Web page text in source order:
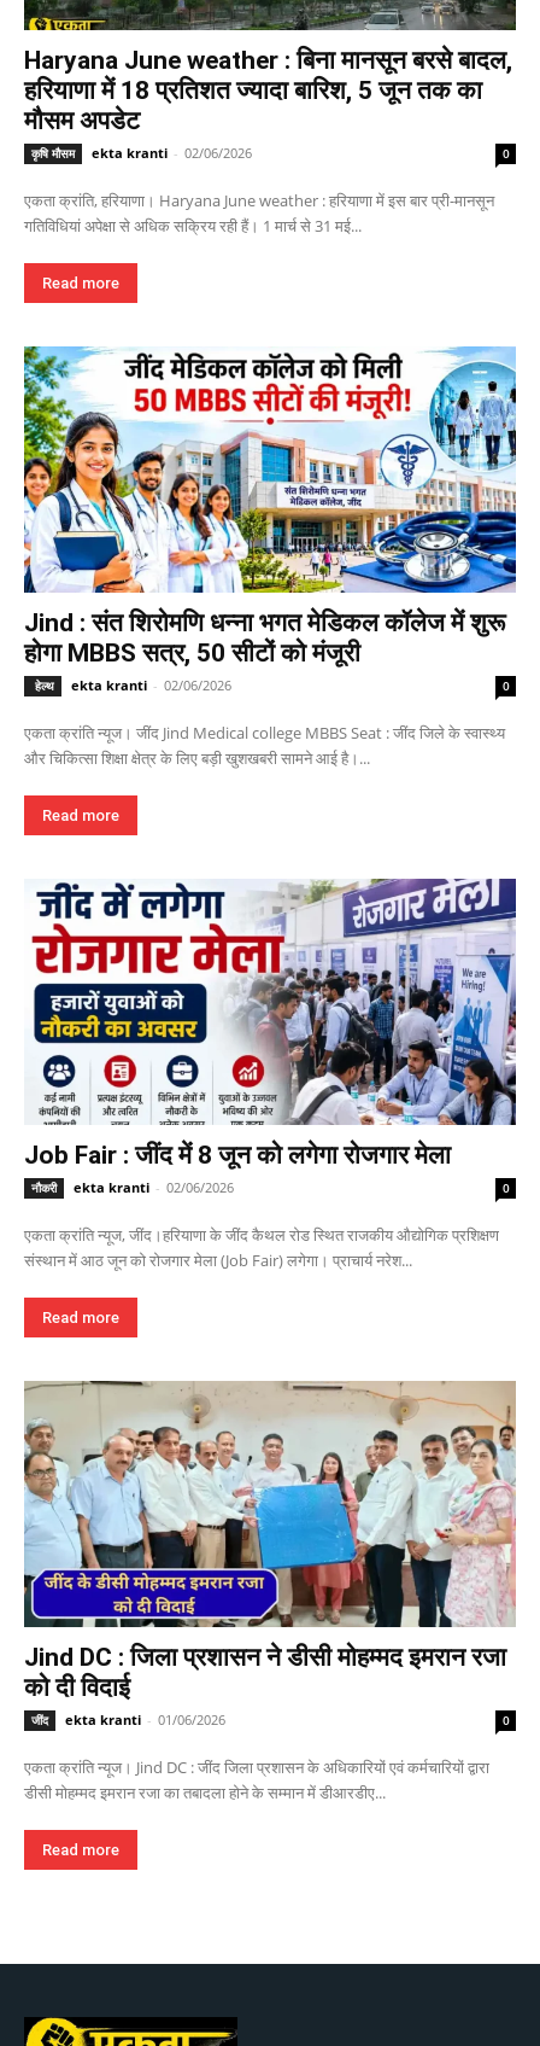
Haryana June weather : बिना मानसून बरसे बादल,
हरियाणा में 18 प्रतिशत ज्यादा बारिश, 5 जून तक का
मौसम अपडेट
कृषि मौसम ekta kranti - 02/06/2026 0
एकता क्रांति, हरियाणा। Haryana June weather : हरियाणा में इस बार प्री-मानसून
गतिविधियां अपेक्षा से अधिक सक्रिय रही हैं। 1 मार्च से 31 मई...
Read more
Jind : संत शिरोमणि धन्ना भगत मेडिकल कॉलेज में शुरू
होगा MBBS सत्र, 50 सीटों को मंजूरी
हेल्थ ekta kranti - 02/06/2026 0
एकता क्रांति न्यूज। जींद Jind Medical college MBBS Seat : जींद जिले के स्वास्थ्य
और चिकित्सा शिक्षा क्षेत्र के लिए बड़ी खुशखबरी सामने आई है।...
Read more
Job Fair : जींद में 8 जून को लगेगा रोजगार मेला
नौकरी ekta kranti - 02/06/2026 0
एकता क्रांति न्यूज, जींद।हरियाणा के जींद कैथल रोड स्थित राजकीय औद्योगिक प्रशिक्षण
संस्थान में आठ जून को रोजगार मेला (Job Fair) लगेगा। प्राचार्य नरेश...
Read more
Jind DC : जिला प्रशासन ने डीसी मोहम्मद इमरान रजा
को दी विदाई
जींद ekta kranti - 01/06/2026 0
एकता क्रांति न्यूज। Jind DC : जींद जिला प्रशासन के अधिकारियों एवं कर्मचारियों द्वारा
डीसी मोहम्मद इमरान रजा का तबादला होने के सम्मान में डीआरडीए...
Read more